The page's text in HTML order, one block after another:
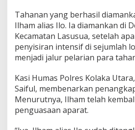
l
r
e
s
K
o
k
a
U
Tahanan yang berhasil
Ilham alias Ilo. Ia diamankan di
Kecamatan Lasusua, setelah
penyisiran intensif di sejumlah
menjadi jalur pelarian para
Kasi Humas Polres Kolaka
Saiful, membenarkan
Menurutnya, Ilham telah
penguasaan aparat.